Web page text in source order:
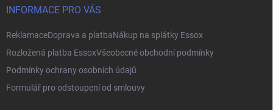
INFORMACE PRO VÁS
ReklamaceDoprava a platbaNákup na splátky Essox
Rozložená platba EssoxVšeobecné obchodní podmínky
Podmínky ochrany osobních údajů
Formulář pro odstoupení od smlouvy